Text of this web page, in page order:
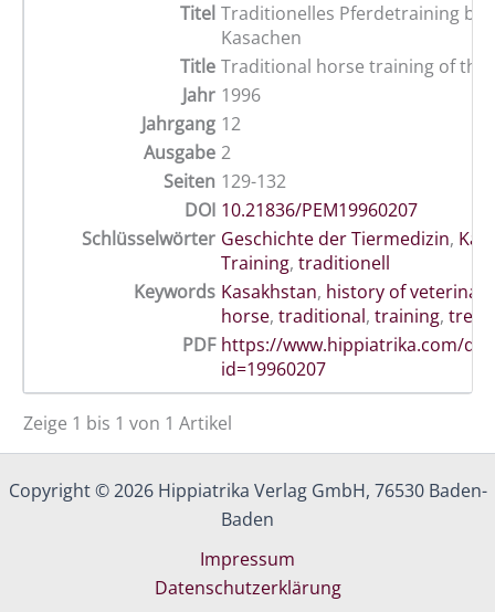
Titel Traditionelles Pferdetraining bei
Kasachen
Title Traditional horse training of the
Jahr 1996
Jahrgang 12
Ausgabe 2
Seiten 129-132
DOI 10.21836/PEM19960207
Schlüsselwörter Geschichte der Tiermedizin,
Training, traditionell
Keywords Kasakhstan, history of
horse, traditional, training,
PDF https://www.hippiatrika.com/
id=19960207
Zeige 1 bis 1 von 1 Artikel
Copyright © 2026 Hippiatrika Verlag GmbH, 76530 Baden-
Baden
Impressum
Datenschutzerklärung